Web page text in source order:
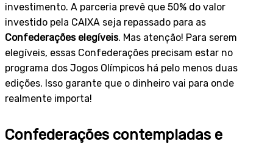
investimento. A parceria prevê que 50% do valor
investido pela CAIXA seja repassado para as
Confederações elegíveis. Mas atenção! Para serem
elegíveis, essas Confederações precisam estar no
programa dos Jogos Olímpicos há pelo menos duas
edições. Isso garante que o dinheiro vai para onde
realmente importa!
Confederações contempladas e